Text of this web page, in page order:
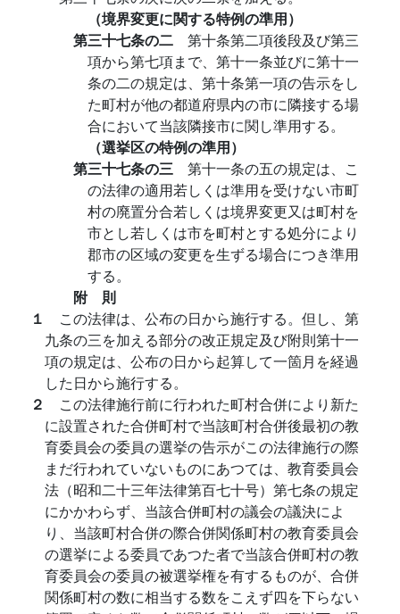
（境界変更に関する特例の準用）
第三十七条の二 第十条第二項後段及び第三
項から第七項まで、第十一条並びに第十一
条の二の規定は、第十条第一項の告示をし
た町村が他の都道府県内の市に隣接する場
合において当該隣接市に関し準用する。
（選挙区の特例の準用）
第三十七条の三 第十一条の五の規定は、こ
の法律の適用若しくは準用を受けない市町
村の廃置分合若しくは境界変更又は町村を
市とし若しくは市を町村とする処分により
郡市の区域の変更を生ずる場合につき準用
する。
附 則
１ この法律は、公布の日から施行する。但し、第
九条の三を加える部分の改正規定及び附則第十一
項の規定は、公布の日から起算して一箇月を経過
した日から施行する。
２ この法律施行前に行われた町村合併により新た
に設置された合併町村で当該町村合併後最初の教
育委員会の委員の選挙の告示がこの法律施行の際
まだ行われていないものにあつては、教育委員会
法（昭和二十三年法律第百七十号）第七条の規定
にかかわらず、当該合併町村の議会の議決によ
り、当該町村合併の際合併関係町村の教育委員会
の選挙による委員であつた者で当該合併町村の教
育委員会の委員の被選挙権を有するものが、合併
関係町村の数に相当する数をこえず四を下らない